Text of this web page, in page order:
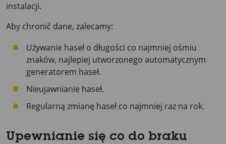
instalacji.
Aby chronić dane, zalecamy:
Używanie haseł o długości co najmniej ośmiu
znaków, najlepiej utworzonego automatycznym
generatorem haseł.
Nieujawnianie haseł.
Regularną zmianę haseł co najmniej raz na rok.
Upewnianie się co do braku